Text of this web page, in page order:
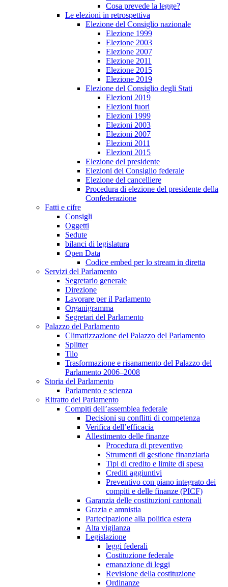
Cosa prevede la legge?
Le elezioni in retrospettiva
Elezione del Consiglio nazionale
Elezione 1999
Elezione 2003
Elezione 2007
Elezione 2011
Elezione 2015
Elezione 2019
Elezione del Consiglio degli Stati
Elezioni 2019
Elezioni fuori
Elezioni 1999
Elezioni 2003
Elezioni 2007
Elezioni 2011
Elezioni 2015
Elezione del presidente
Elezioni del Consiglio federale
Elezione del cancelliere
Procedura di elezione del presidente della
Confederazione
Fatti e cifre
Consigli
Oggetti
Sedute
bilanci di legislatura
Open Data
Codice embed per lo stream in diretta
Servizi del Parlamento
Segretario generale
Direzione
Lavorare per il Parlamento
Organigramma
Segretari del Parlamento
Palazzo del Parlamento
Climatizzazione del Palazzo del Parlamento
Splitter
Tilo
Trasformazione e risanamento del Palazzo del
Parlamento 2006–2008
Storia del Parlamento
Parlamento e scienza
Ritratto del Parlamento
Compiti dell’assemblea federale
Decisioni su conflitti di competenza
Verifica dell’efficacia
Allestimento delle finanze
Procedura di preventivo
Strumenti di gestione finanziaria
Tipi di credito e limite di spesa
Crediti aggiuntivi
Preventivo con piano integrato dei
compiti e delle finanze (PICF)
Garanzia delle costituzioni cantonali
Grazia e amnistia
Partecipazione alla politica estera
Alta vigilanza
Legislazione
leggi federali
Costituzione federale
emanazione di leggi
Revisione della costituzione
Ordinanze